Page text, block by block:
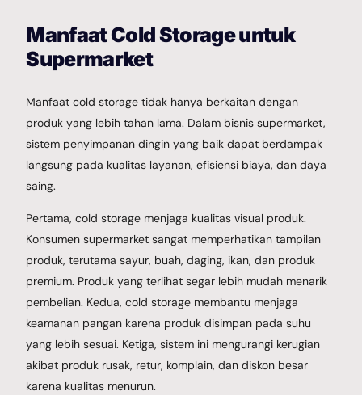
Manfaat Cold Storage untuk
Supermarket
Manfaat cold storage tidak hanya berkaitan dengan
produk yang lebih tahan lama. Dalam bisnis supermarket,
sistem penyimpanan dingin yang baik dapat berdampak
langsung pada kualitas layanan, efisiensi biaya, dan daya
saing.
Pertama, cold storage menjaga kualitas visual produk.
Konsumen supermarket sangat memperhatikan tampilan
produk, terutama sayur, buah, daging, ikan, dan produk
premium. Produk yang terlihat segar lebih mudah menarik
pembelian. Kedua, cold storage membantu menjaga
keamanan pangan karena produk disimpan pada suhu
yang lebih sesuai. Ketiga, sistem ini mengurangi kerugian
akibat produk rusak, retur, komplain, dan diskon besar
karena kualitas menurun.